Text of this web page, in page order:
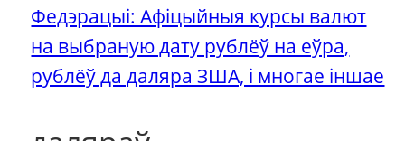
Федэрацыі: Афіцыйныя курсы валют
на выбраную дату рублёў на еўра,
рублёў да даляра ЗША, і многае іншае